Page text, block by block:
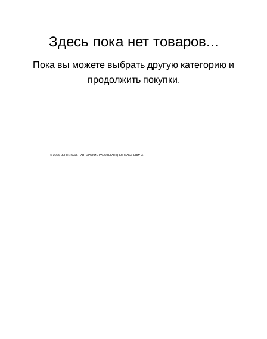
Здесь пока нет товаров...
Пока вы можете выбрать другую категорию и
продолжить покупки.
© 2026 ВЕРНИСАЖ - АВТОРСКИЕ РАБОТЫ АНДРЕЯ МАКАРЕВИЧА